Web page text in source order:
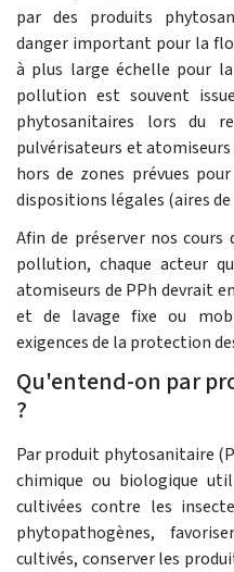
par des produits
danger important pour la
à plus large échelle pour
pollution est souvent
phytosanitaires lors du
pulvérisateurs et atomiseurs
hors de zones prévues
dispositions légales (aires
Afin de préserver nos cours
pollution, chaque acteur
atomiseurs de PPh devrait
et de lavage fixe ou
exigences de la protection
Qu'entend-on par
?
Par produit phytosanitaire
chimique ou biologique
cultivées contre les
phytopathogènes,
cultivés, conserver les